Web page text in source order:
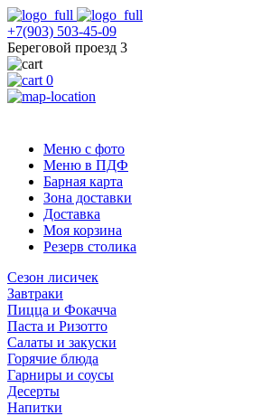
+7(903) 503-45-09
Береговой проезд 3
0
Меню с фото
Меню в ПДФ
Барная карта
Зона доставки
Доставка
Моя корзина
Резерв столика
Сезон лисичек
Завтраки
Пицца и Фокачча
Паста и Ризотто
Салаты и закуски
Горячие блюда
Гарниры и соусы
Десерты
Напитки